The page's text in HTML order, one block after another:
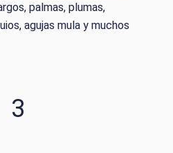
palmas, plumas,
agujas mula y muchos
3